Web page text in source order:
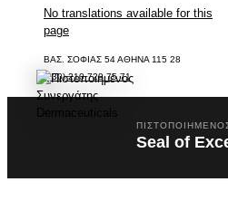
No translations available for this
page
ΒΑΣ. ΣΟΦΙΑΣ 54 ΑΘΗΝΑ 115 28
(+30) 210 729 75 71
Seal of